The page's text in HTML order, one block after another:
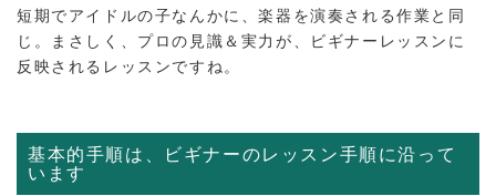
短期でアイドルの子なんかに、楽器を演奏される作業と同
じ。まさしく、プロの見識＆実力が、ビギナーレッスンに
反映されるレッスンですね。
基本的手順は、ビギナーのレッスン手順に沿って
います